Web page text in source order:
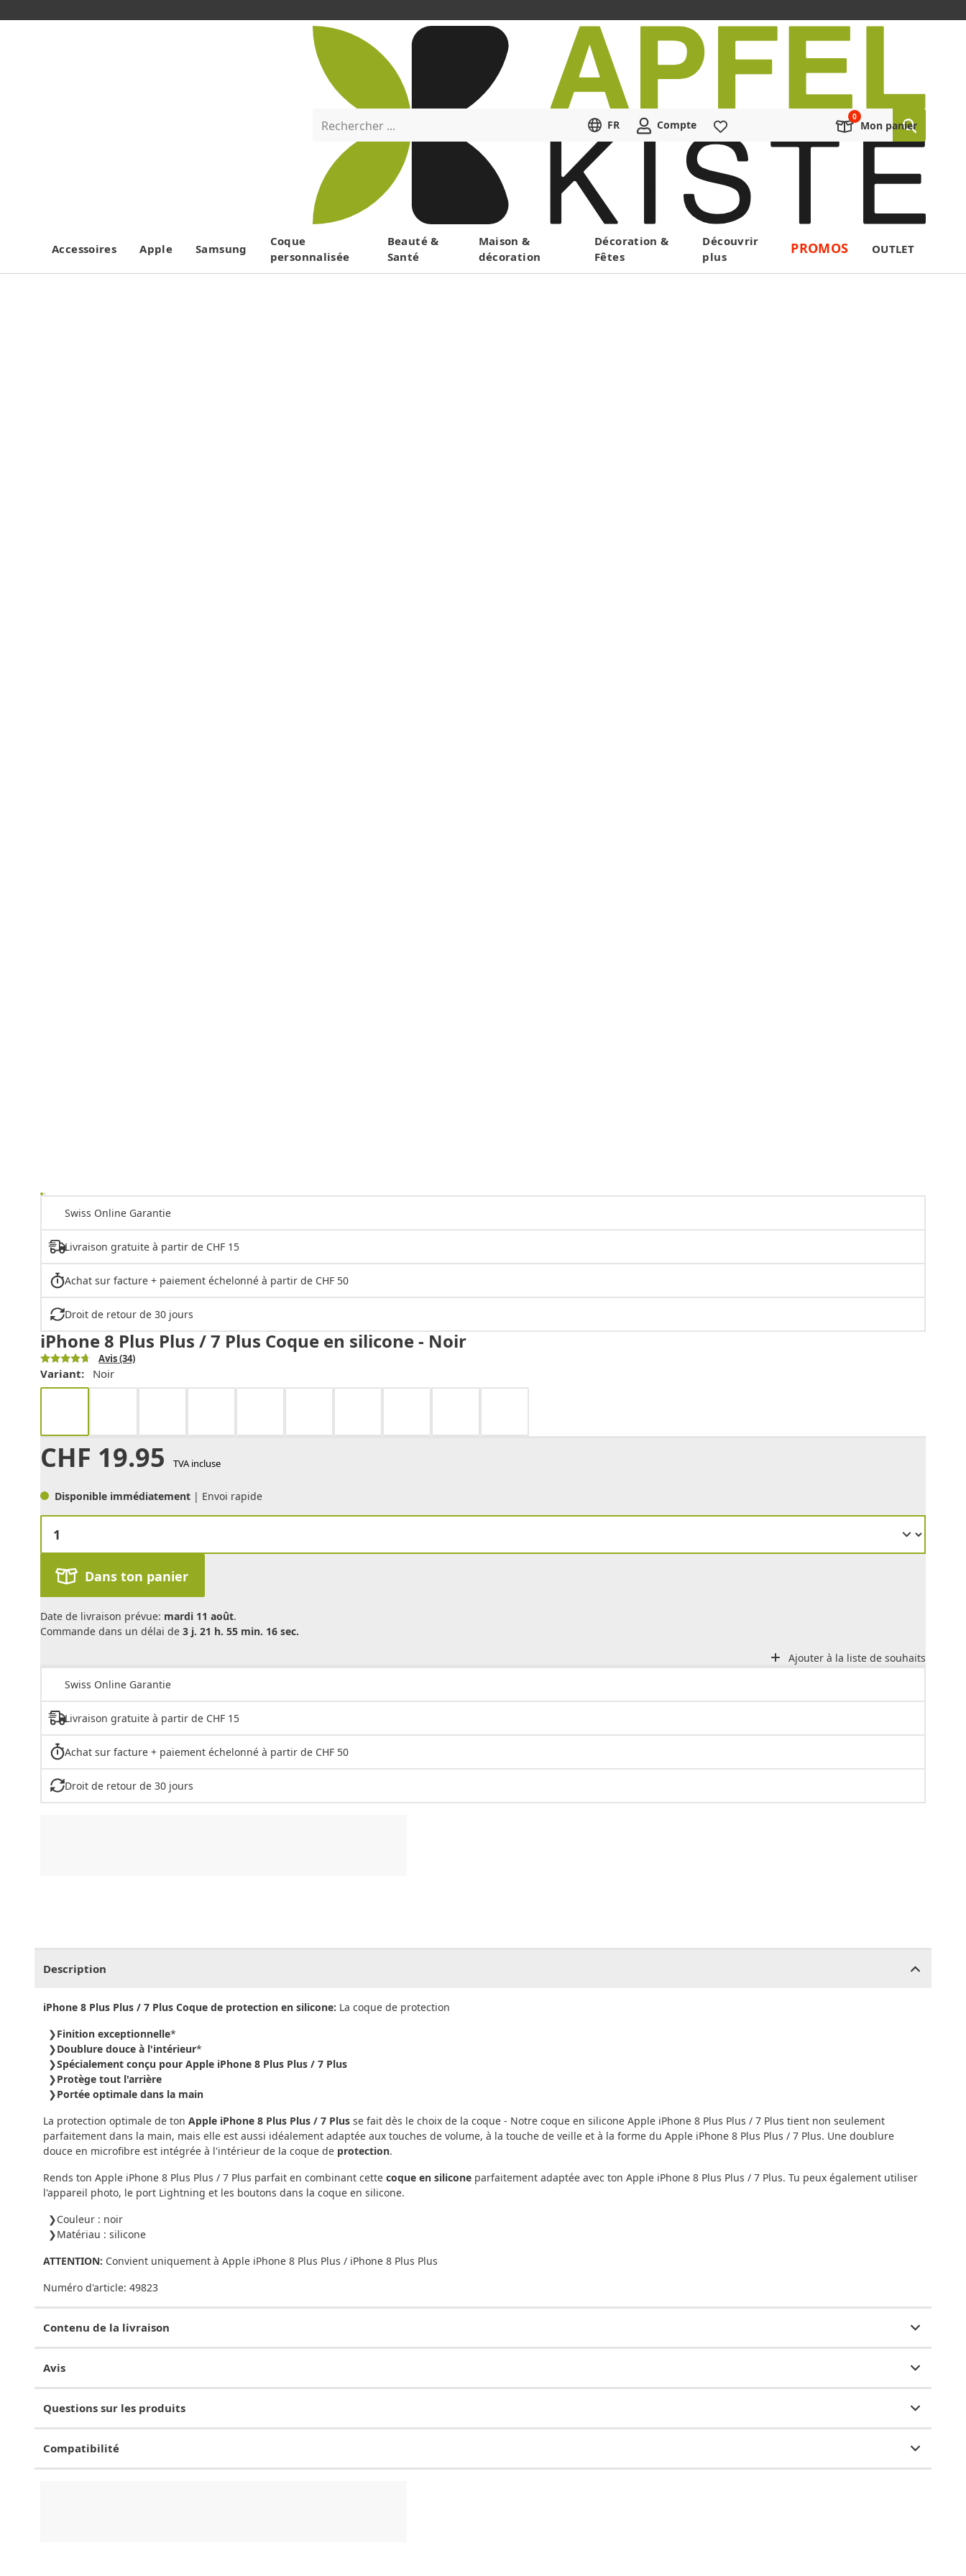
Menu
Rechercher ... FR Compte Mon panier
Accessoires Apple Samsung
Coque
personnalisée
Beauté &
Santé
Maison &
décoration
Décoration &
Fêtes
Découvrir
plus
PROMOS OUTLET
Swiss Online Garantie
Livraison gratuite à partir de CHF 15
Achat sur facture + paiement échelonné à partir de CHF 50
Droit de retour de 30 jours
iPhone 8 Plus Plus / 7 Plus Coque en silicone - Noir
Avis(34)
Variant: Noir
CHF 19.95 TVA incluse
Disponible immédiatement | Envoi rapide
Dans ton panier
Date de livraison prévue: mardi 11 août.
Commande dans un délai de 3 j. 21 h. 55 min. 16 sec.
Ajouter à la liste de souhaits
Swiss Online Garantie
Livraison gratuite à partir de CHF 15
Achat sur facture + paiement échelonné à partir de CHF 50
Droit de retour de 30 jours
Description
iPhone 8 Plus Plus / 7 Plus Coque de protection en silicone: La coque de protection
Finition exceptionnelle*
Doublure douce à l'intérieur*
Spécialement conçu pour Apple iPhone 8 Plus Plus / 7 Plus
Protège tout l'arrière
Portée optimale dans la main
La protection optimale de ton Apple iPhone 8 Plus Plus / 7 Plus se fait dès le choix de la coque - Notre coque en silicone Apple iPhone 8 Plus Plus / 7 Plus tient non seulement
parfaitement dans la main, mais elle est aussi idéalement adaptée aux touches de volume, à la touche de veille et à la forme du Apple iPhone 8 Plus Plus / 7 Plus. Une doublure
douce en microfibre est intégrée à l'intérieur de la coque de protection.
Rends ton Apple iPhone 8 Plus Plus / 7 Plus parfait en combinant cette coque en silicone parfaitement adaptée avec ton Apple iPhone 8 Plus Plus / 7 Plus. Tu peux également utiliser
l'appareil photo, le port Lightning et les boutons dans la coque en silicone.
Couleur : noir
Matériau : silicone
ATTENTION: Convient uniquement à Apple iPhone 8 Plus Plus / iPhone 8 Plus Plus
Numéro d'article: 49823
Contenu de la livraison
Avis
Questions sur les produits
Compatibilité